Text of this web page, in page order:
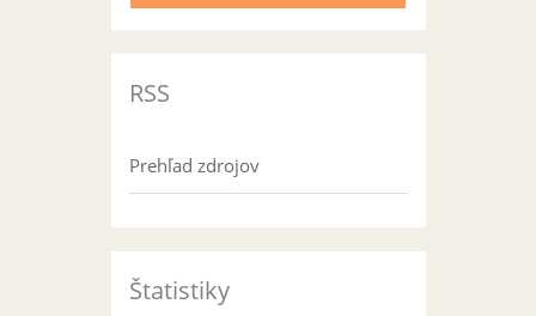
RSS
Prehľad zdrojov
Štatistiky